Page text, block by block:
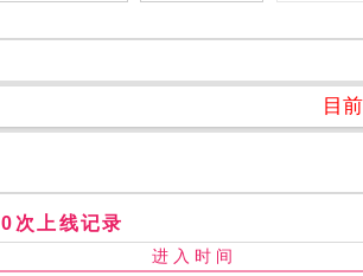
目
次上线记录
进 入 时 间